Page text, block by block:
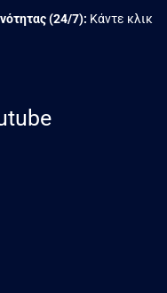
(24/7): Κάντε κλικ